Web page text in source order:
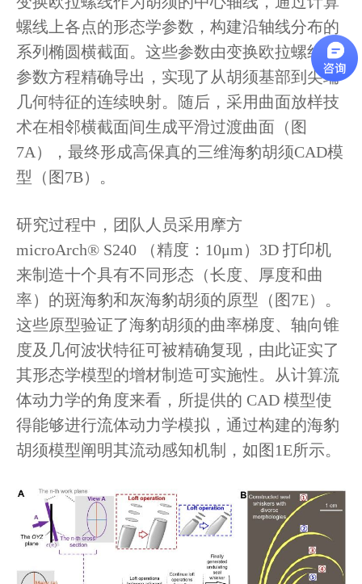
螺线上各点的形态学参数，构建沿轴线分布的
系列椭圆横截面。这些参数由变换欧拉螺线的
参数方程精确导出，实现了从胡须基部到尖端
几何特征的连续映射。随后，采用曲面放样技
术在相邻横截面间生成平滑过渡曲面（图
7A），最终形成高保真的三维海豹胡须CAD模
型（图7B）。
研究过程中，团队人员采用摩方
microArch® S240 （精度：10μm）3D 打印机
来制造十个具有不同形态（长度、厚度和曲
率）的斑海豹和灰海豹胡须的原型（图7E）。
这些原型验证了海豹胡须的曲率梯度、轴向锥
度及几何波状特征可被精确复现，由此证实了
其形态学模型的增材制造可实施性。从计算流
体动力学的角度来看，所提供的 CAD 模型使
得能够进行流体动力学模拟，通过构建的海豹
胡须模型阐明其流动感知机制，如图1E所示。